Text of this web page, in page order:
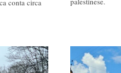
conta circa